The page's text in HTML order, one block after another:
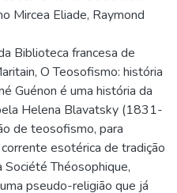
Mircea Eliade, Raymond
Biblioteca francesa de
O Teosofismo: história
Guénon é uma história da
Helena Blavatsky (1831-
de teosofismo, para
esotérica de tradição
Société Théosophique,
pseudo-religião que já